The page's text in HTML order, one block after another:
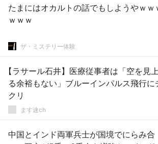
たまにはオカルトの話でもしようやｗｗ
ｗｗｗ
ザ・ミステリー体験
【ラサール石井】医療従事者は「空を見
る余裕もない」ブルーインパルス飛行に
クリ
ます速ch
中国とインド両軍兵士が国境でにらみ合